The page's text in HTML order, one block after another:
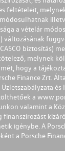
feltételeit,
a vételár
változásának
biztosítás)
melynek
hogy a
Finance Zrt.
és
a
valamint a
igénybe. A
a Porsche